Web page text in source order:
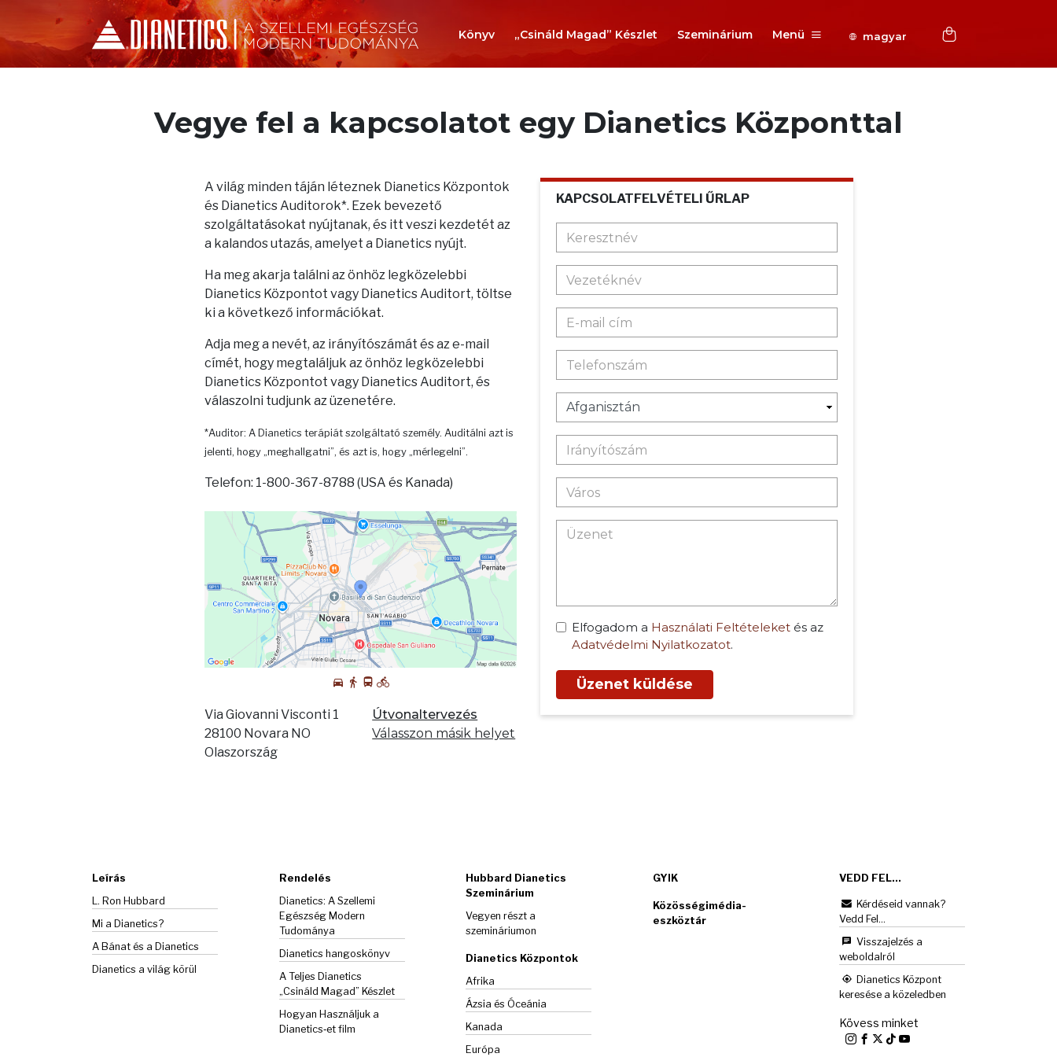
Könyv „Csináld Magad” Készlet Szeminárium Menü magyar
Vegye fel a kapcsolatot egy Dianetics Központtal
A világ minden táján léteznek Dianetics Központok
és Dianetics Auditorok*. Ezek bevezető
szolgáltatásokat nyújtanak, és itt veszi kezdetét az
a kalandos utazás, amelyet a Dianetics nyújt.
Ha meg akarja találni az önhöz legközelebbi
Dianetics Központot vagy Dianetics Auditort, töltse
ki a következő információkat.
Adja meg a nevét, az irányítószámát és az e-mail
címét, hogy megtaláljuk az önhöz legközelebbi
Dianetics Központot vagy Dianetics Auditort, és
válaszolni tudjunk az üzenetére.
*Auditor: A Dianetics terápiát szolgáltató személy. Auditálni azt is
jelenti, hogy „meghallgatni”, és azt is, hogy „mérlegelni”.
Telefon: 1-800-367-8788 (USA és Kanada)
Via Giovanni Visconti 1
28100 Novara NO
Olaszország
Útvonaltervezés
Válasszon másik helyet
KAPCSOLATFELVÉTELI ŰRLAP
Elfogadom a Használati Feltételeket és az
Adatvédelmi Nyilatkozatot.
Üzenet küldése
Leírás
L. Ron Hubbard
Mi a Dianetics?
A Bánat és a Dianetics
Dianetics a világ körül
Rendelés
Dianetics: A Szellemi
Egészség Modern
Tudománya
Dianetics hangoskönyv
A Teljes Dianetics
„Csináld Magad” Készlet
Hogyan Használjuk a
Dianetics‑et film
Hubbard Dianetics
Szeminárium
Vegyen részt a
szemináriumon
Dianetics Központok
Afrika
Ázsia és Óceánia
Kanada
Európa
GYIK
Közösségimédia-
eszköztár
VEDD FEL...
Kérdéseid vannak?
Vedd Fel...
Visszajelzés a
weboldalról
Dianetics Központ
keresése a közeledben
Kövess minket